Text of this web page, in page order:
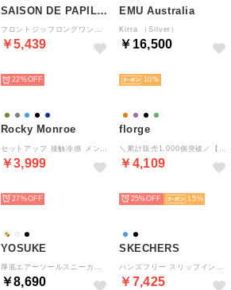
SAISON DE PAPILLON
フロントジップロングワンピース （ベージュ）
￥5,439
22%
EMU Australia
Kirra （Silver）
￥16,500
10
Rocky Monroe
￥3,999
27%
florge
￥4,109
25%
15
YOSUKE
厚底エアーソールスニーカー （ブラック）
￥8,690
SKECHERS
ハンズフリー スリップインズ：ウノ グライドステップ - エア グライダーズ （LT.BLUE）
￥7,425